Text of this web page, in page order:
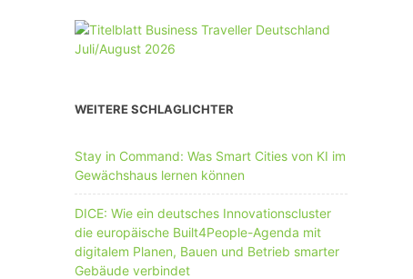
WEITERE SCHLAGLICHTER
Stay in Command: Was Smart Cities von KI im
Gewächshaus lernen können
DICE: Wie ein deutsches Innovationscluster
die europäische Built4People-Agenda mit
digitalem Planen, Bauen und Betrieb smarter
Gebäude verbindet